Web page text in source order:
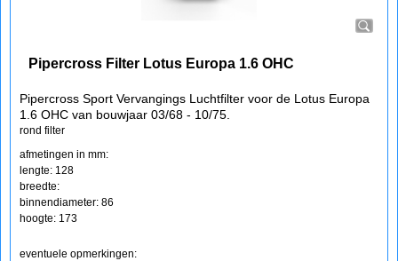
Pipercross Filter Lotus Europa 1.6 OHC
Pipercross Sport Vervangings Luchtfilter voor de Lotus Europa
1.6 OHC van bouwjaar 03/68 - 10/75.
rond filter
afmetingen in mm:
lengte: 128
breedte:
binnendiameter: 86
hoogte: 173
eventuele opmerkingen: